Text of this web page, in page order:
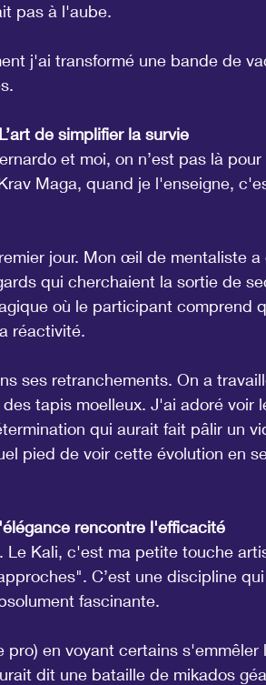
pas à l'aube.
j'ai transformé une bande de
de simplifier la survie
et moi, on n’est pas là
Maga, quand je l'enseigne,
jour. Mon œil de mentaliste
qui cherchaient la sortie de
où le participant comprend
réactivité.
ses retranchements. On a
tapis moelleux. J'ai adoré voir
qui aurait fait pâlir un
pied de voir cette évolution en
rencontre l'efficacité
Le Kali, c'est ma petite touche
C’est une discipline
fascinante.
pro) en voyant certains
dit une bataille de mikados